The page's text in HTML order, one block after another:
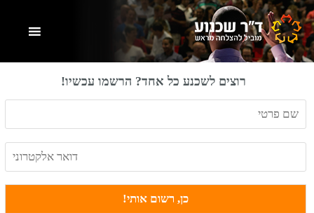
Skip
to
main
Skip
to
primary
Skip
to
footer
רוצים לשכנע כל אחד? הרשמו עכשיו!